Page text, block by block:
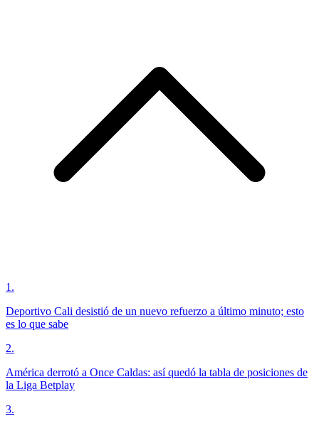
1 .
Deportivo Cali desistió de un nuevo refuerzo a último minuto; esto
es lo que sabe
2.
América derrotó a Once Caldas: así quedó la tabla de posiciones de
la Liga Betplay
3.